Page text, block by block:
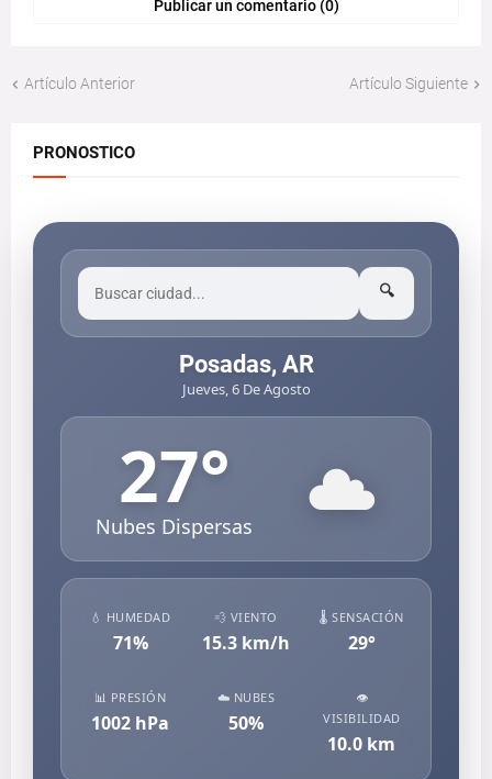
Publicar un comentario (0)
Artículo Anterior Artículo Siguiente
PRONOSTICO
🔍
Posadas, AR
Jueves, 6 De Agosto
27°
Nubes Dispersas
💧 HUMEDAD
71%
💨 VIENTO
15.3km/h
🌡️ SENSACIÓN
29°
📊 PRESIÓN
1002 hPa
☁️ NUBES
50%
👁️
VISIBILIDAD
10.0 km